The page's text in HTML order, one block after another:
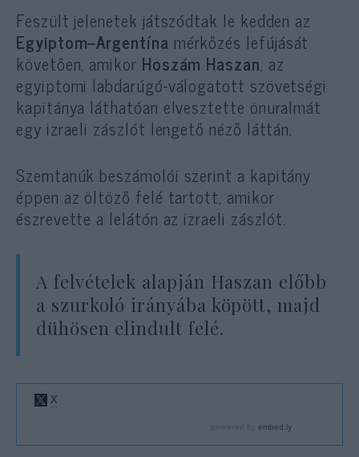
Feszült jelenetek játszódtak le kedden az
Egyiptom–Argentína mérkőzés lefújását
követően, amikor Hoszám Haszan, az
egyiptomi labdarúgó-válogatott szövetségi
kapitánya láthatóan elvesztette önuralmát
egy izraeli zászlót lengető néző láttán.
Szemtanúk beszámolói szerint a kapitány
éppen az öltöző felé tartott, amikor
észrevette a lelátón az izraeli zászlót.
A felvételek alapján Haszan előbb
a szurkoló irányába köpött, majd
dühösen elindult felé.